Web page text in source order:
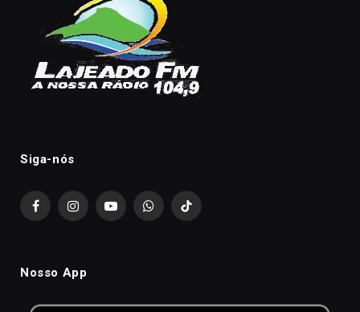
Siga-nós
FacebookInstagramYouTubeWhatsAppTikTok
Nosso App